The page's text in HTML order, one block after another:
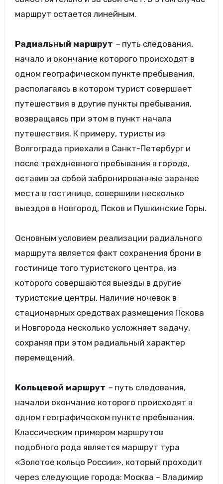
маршрут остается линейным.
Радиальный маршрут – путь следования,
начало и окончание которого происходят в
одном географическом пункте пребывания,
располагаясь в котором турист совершает
путешествия в другие пункты пребывания,
возвращаясь при этом в пункт начала
путешествия. К примеру, туристы из
Волгограда приехали в Санкт-Петербург и
после трехдневного пребывания в городе,
оставив за собой забронированные заранее
места в гостинице, совершили несколько
выездов в Новгород, Псков и Пушкинские Горы.
Основным условием реализации радиального
маршрута является факт сохранения брони в
гостинице того туристского центра, из
которого совершаются выезды в другие
туристские центры. Наличие ночевок в
стационарных средствах размещения Пскова
и Новгорода несколько усложняет задачу,
сохраняя при этом радиальный характер
перемещений.
Кольцевой маршрут –путь следования,
началои окончание которого происходят в
одном географическом пункте пребывания.
Классическим примером маршрутов
подобного рода является маршрут тура
«Золотое кольцо России», который проходит
через следующие города: Москва – Владимир